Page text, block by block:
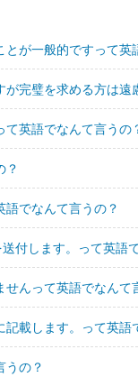
が一般的ですって英
完璧を求める方は遠
英語でなんて言うの
？
語でなんて言うの？
付します。って英語
んって英語でなんて
載します。って英語
うの？